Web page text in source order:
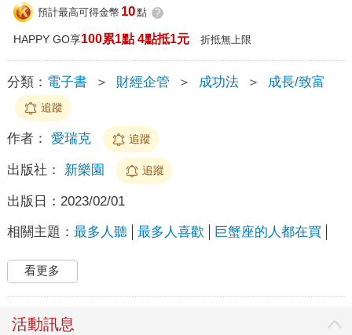
預計最高可得金幣 10點 ?
HAPPY GO享100累1點 4點抵1元 折抵無上限
分類： 電子書 ＞ 財經企管 ＞ 成功法 ＞ 成長/致富
追蹤
作者： 愛瑞克 追蹤
出版社： 新樂園 追蹤
出版日： 2023/02/01
相關主題： 最多人聽 最多人喜歡 巨蟹座的人都在買
看更多
活動訊息